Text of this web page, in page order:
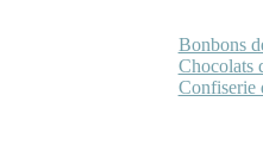
Bonbons
Chocolats
Confiserie